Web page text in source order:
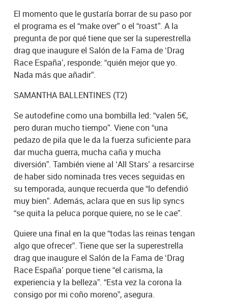
El momento que le gustaría borrar de su paso por
el programa es el “make over” o el “roast”. A la
pregunta de por qué tiene que ser la superestrella
drag que inaugure el Salón de la Fama de ‘Drag
Race España’, responde: “quién mejor que yo.
Nada más que añadir”.
SAMANTHA BALLENTINES (T2)
Se autodefine como una bombilla led: “valen 5€,
pero duran mucho tiempo”. Viene con “una
pedazo de pila que le da la fuerza suficiente para
dar mucha guerra, mucha caña y mucha
diversión”. También viene al ‘All Stars’ a resarcirse
de haber sido nominada tres veces seguidas en
su temporada, aunque recuerda que “lo defendió
muy bien”. Además, aclara que en sus lip syncs
“se quita la peluca porque quiere, no se le cae”.
Quiere una final en la que “todas las reinas tengan
algo que ofrecer”. Tiene que ser la superestrella
drag que inaugure el Salón de la Fama de ‘Drag
Race España’ porque tiene “el carisma, la
experiencia y la belleza”. “Esta vez la corona la
consigo por mi coño moreno”, asegura.